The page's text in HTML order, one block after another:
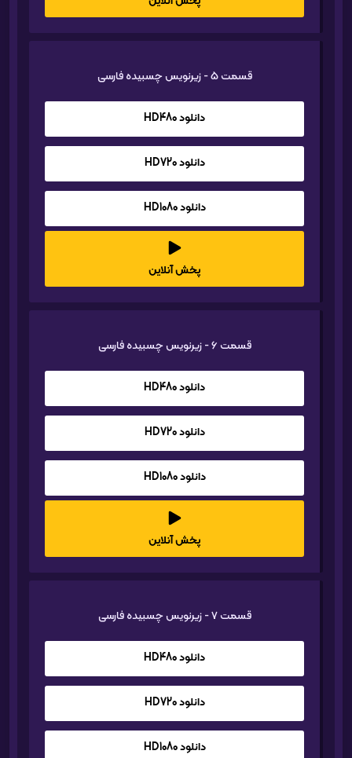
قسمت 5 - زیرنویس چسبیده فارسی
دانلود HD480
دانلود HD720
دانلود HD1080
پخش آنلاین
قسمت 6 - زیرنویس چسبیده فارسی
دانلود HD480
دانلود HD720
دانلود HD1080
پخش آنلاین
قسمت 7 - زیرنویس چسبیده فارسی
دانلود HD480
دانلود HD720
دانلود HD1080